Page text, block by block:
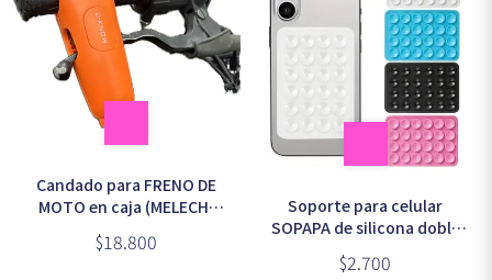
Candado para FRENO DE
MOTO en caja (MELECH-
$18.800
Soporte para celular
SOPAPA de silicona doble
$2.700